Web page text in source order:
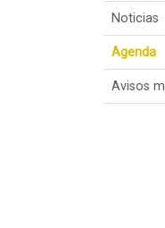
Noticias
Agenda
Avisos